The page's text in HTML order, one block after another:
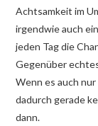
Achtsamkeit im
irgendwie auch
jeden Tag die
Gegenüber
Wenn es auch
dadurch gerade
dann.